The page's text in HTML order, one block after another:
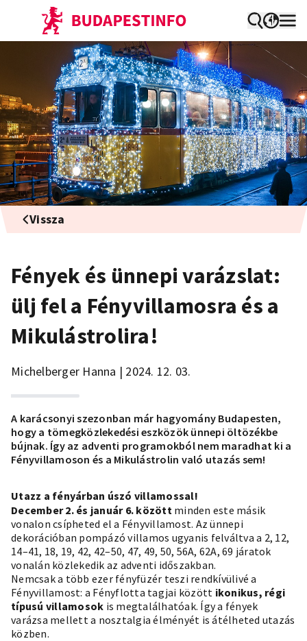
Vissza
Fények és ünnepi varázslat:
ülj fel a Fényvillamosra és a
Mikulástrolira!
Michelberger Hanna | 2024. 12. 03.
A karácsonyi szezonban már hagyomány Budapesten,
hogy a tömegközlekedési eszközök ünnepi öltözékbe
bújnak. Így az adventi programokbólnem maradhat ki a
Fényvillamoson és a Mikulástrolin való utazás sem!
Utazz a fényárban úszó villamossal!
December 2. és január 6. között minden este másik
vonalon csípheted el a Fényvillamost. Az ünnepi
dekorációban pompázó villamos ugyanis felváltva a 2, 12,
14–41, 18, 19, 42, 42–50, 47, 49, 50, 56A, 62A, 69 járatok
vonalán közlekedik az adventi időszakban.
Nemcsak a több ezer fényfüzér teszi rendkívülivé a
Fényvillamost: a Fényflotta tagjai között ikonikus, régi
típusú villamosok is megtalálhatóak. Így a fények
varázsa mellett a nosztalgia élményét is átélheted utazás
közben.